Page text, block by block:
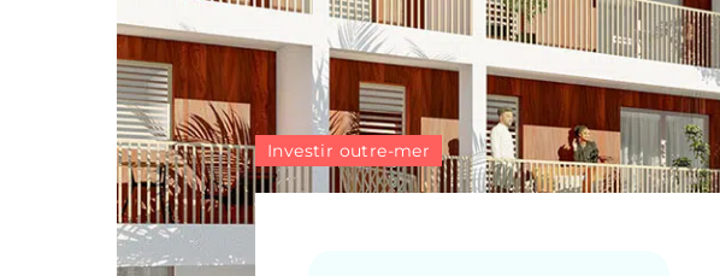
Investir outre-mer